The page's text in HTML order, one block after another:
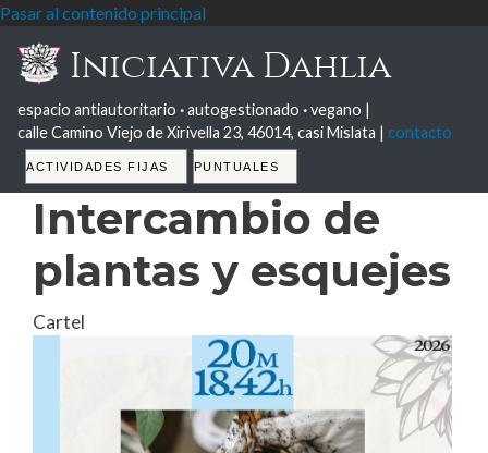
Pasar al contenido principal
Iniciativa Dahlia
espacio antiautoritario ·autogestionado ·vegano |
calle Camino Viejo de Xirivella 23, 46014, casi Mislata | contacto
Tabs
ACTIVIDADES FIJAS PUNTUALES
Intercambio de
plantas y esquejes
Cartel